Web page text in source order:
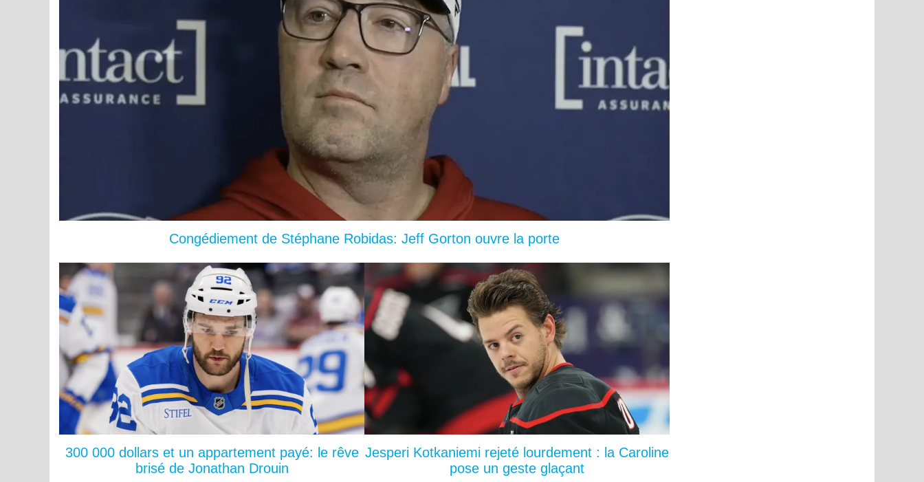
Congédiement de Stéphane Robidas: Jeff Gorton ouvre la porte
300 000 dollars et un appartement payé: le rêve
brisé de Jonathan Drouin
Jesperi Kotkaniemi rejeté lourdement : la Caroline
pose un geste glaçant